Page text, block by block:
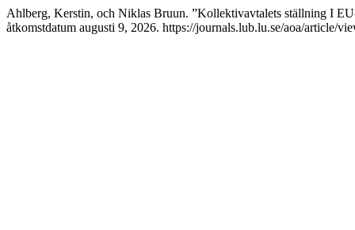
Ahlberg, Kerstin, och Niklas Bruun. ”Kollektivavtalets ställning I
åtkomstdatum augusti 9, 2026. https://journals.lub.lu.se/aoa/article/